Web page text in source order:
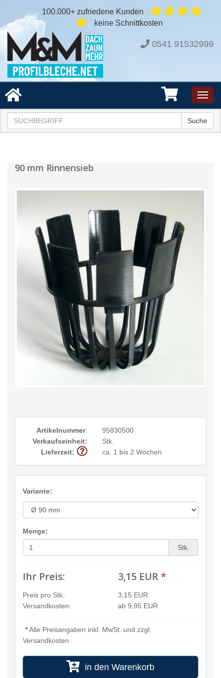
100.000+ zufriedene Kunden
keine Schnittkosten
0541 91532999
Suche
90 mm Rinnensieb
Artikelnummer:
95830500
Verkaufseinheit:
Stk.
Lieferzeit:
ca. 1 bis 2 Wochen
Variante:
Menge:
Stk.
Ihr Preis: 3,15 EUR*
Preis pro Stk.:
3,15 EUR
Versandkosten:
ab 9,95 EUR
*Alle Preisangaben inkl. MwSt. und zzgl.
Versandkosten
in den Warenkorb